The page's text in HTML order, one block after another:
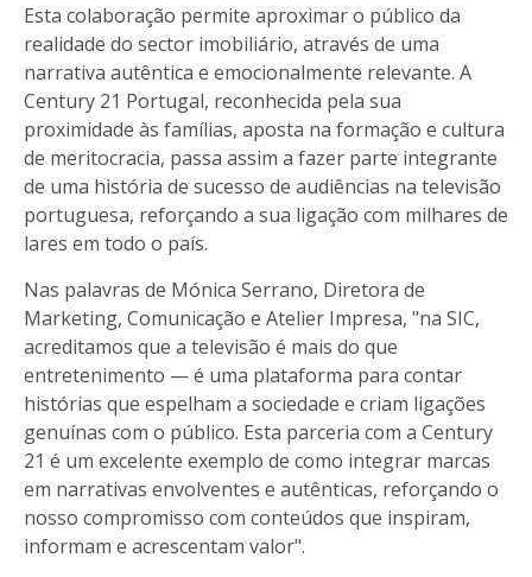
Esta colaboração permite aproximar o público da
realidade do sector imobiliário, através de uma
narrativa autêntica e emocionalmente relevante. A
Century 21 Portugal, reconhecida pela sua
proximidade às famílias, aposta na formação e cultura
de meritocracia, passa assim a fazer parte integrante
de uma história de sucesso de audiências na televisão
portuguesa, reforçando a sua ligação com milhares de
lares em todo o país.
Nas palavras de Mónica Serrano, Diretora de
Marketing, Comunicação e Atelier Impresa, "na SIC,
acreditamos que a televisão é mais do que
entretenimento — é uma plataforma para contar
histórias que espelham a sociedade e criam ligações
genuínas com o público. Esta parceria com a Century
21 é um excelente exemplo de como integrar marcas
em narrativas envolventes e autênticas, reforçando o
nosso compromisso com conteúdos que inspiram,
informam e acrescentam valor".